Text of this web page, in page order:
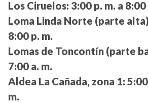
Los Ciruelos: 3:00 p. m. a 8:00
Loma Linda Norte (parte
8:00 p. m.
Lomas de Toncontín (parte
7:00 a. m.
Aldea La Cañada, zona 1:
m.